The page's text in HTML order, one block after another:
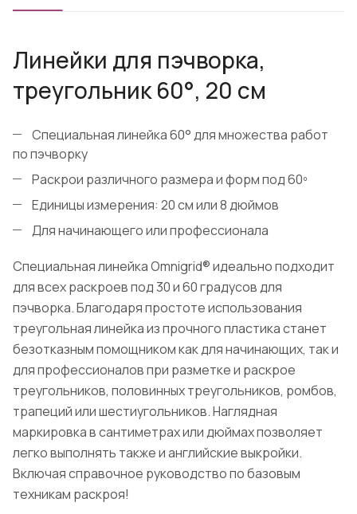
Линейки для пэчворка,
треугольник 60°, 20 см
Специальная линейка 60° для множества работ
по пэчворку
Раскрои различного размера и форм под 60º
Единицы измерения: 20 см или 8 дюймов
Для начинающего или профессионала
Специальная линейка Omnigrid® идеально подходит
для всех раскроев под 30 и 60 градусов для
пэчворка. Благодаря простоте использования
треугольная линейка из прочного пластика станет
безотказным помощником как для начинающих, так и
для профессионалов при разметке и раскрое
треугольников, половинных треугольников, ромбов,
трапеций или шестиугольников. Наглядная
маркировка в сантиметрах или дюймах позволяет
легко выполнять также и английские выкройки.
Включая справочное руководство по базовым
техникам раскроя!